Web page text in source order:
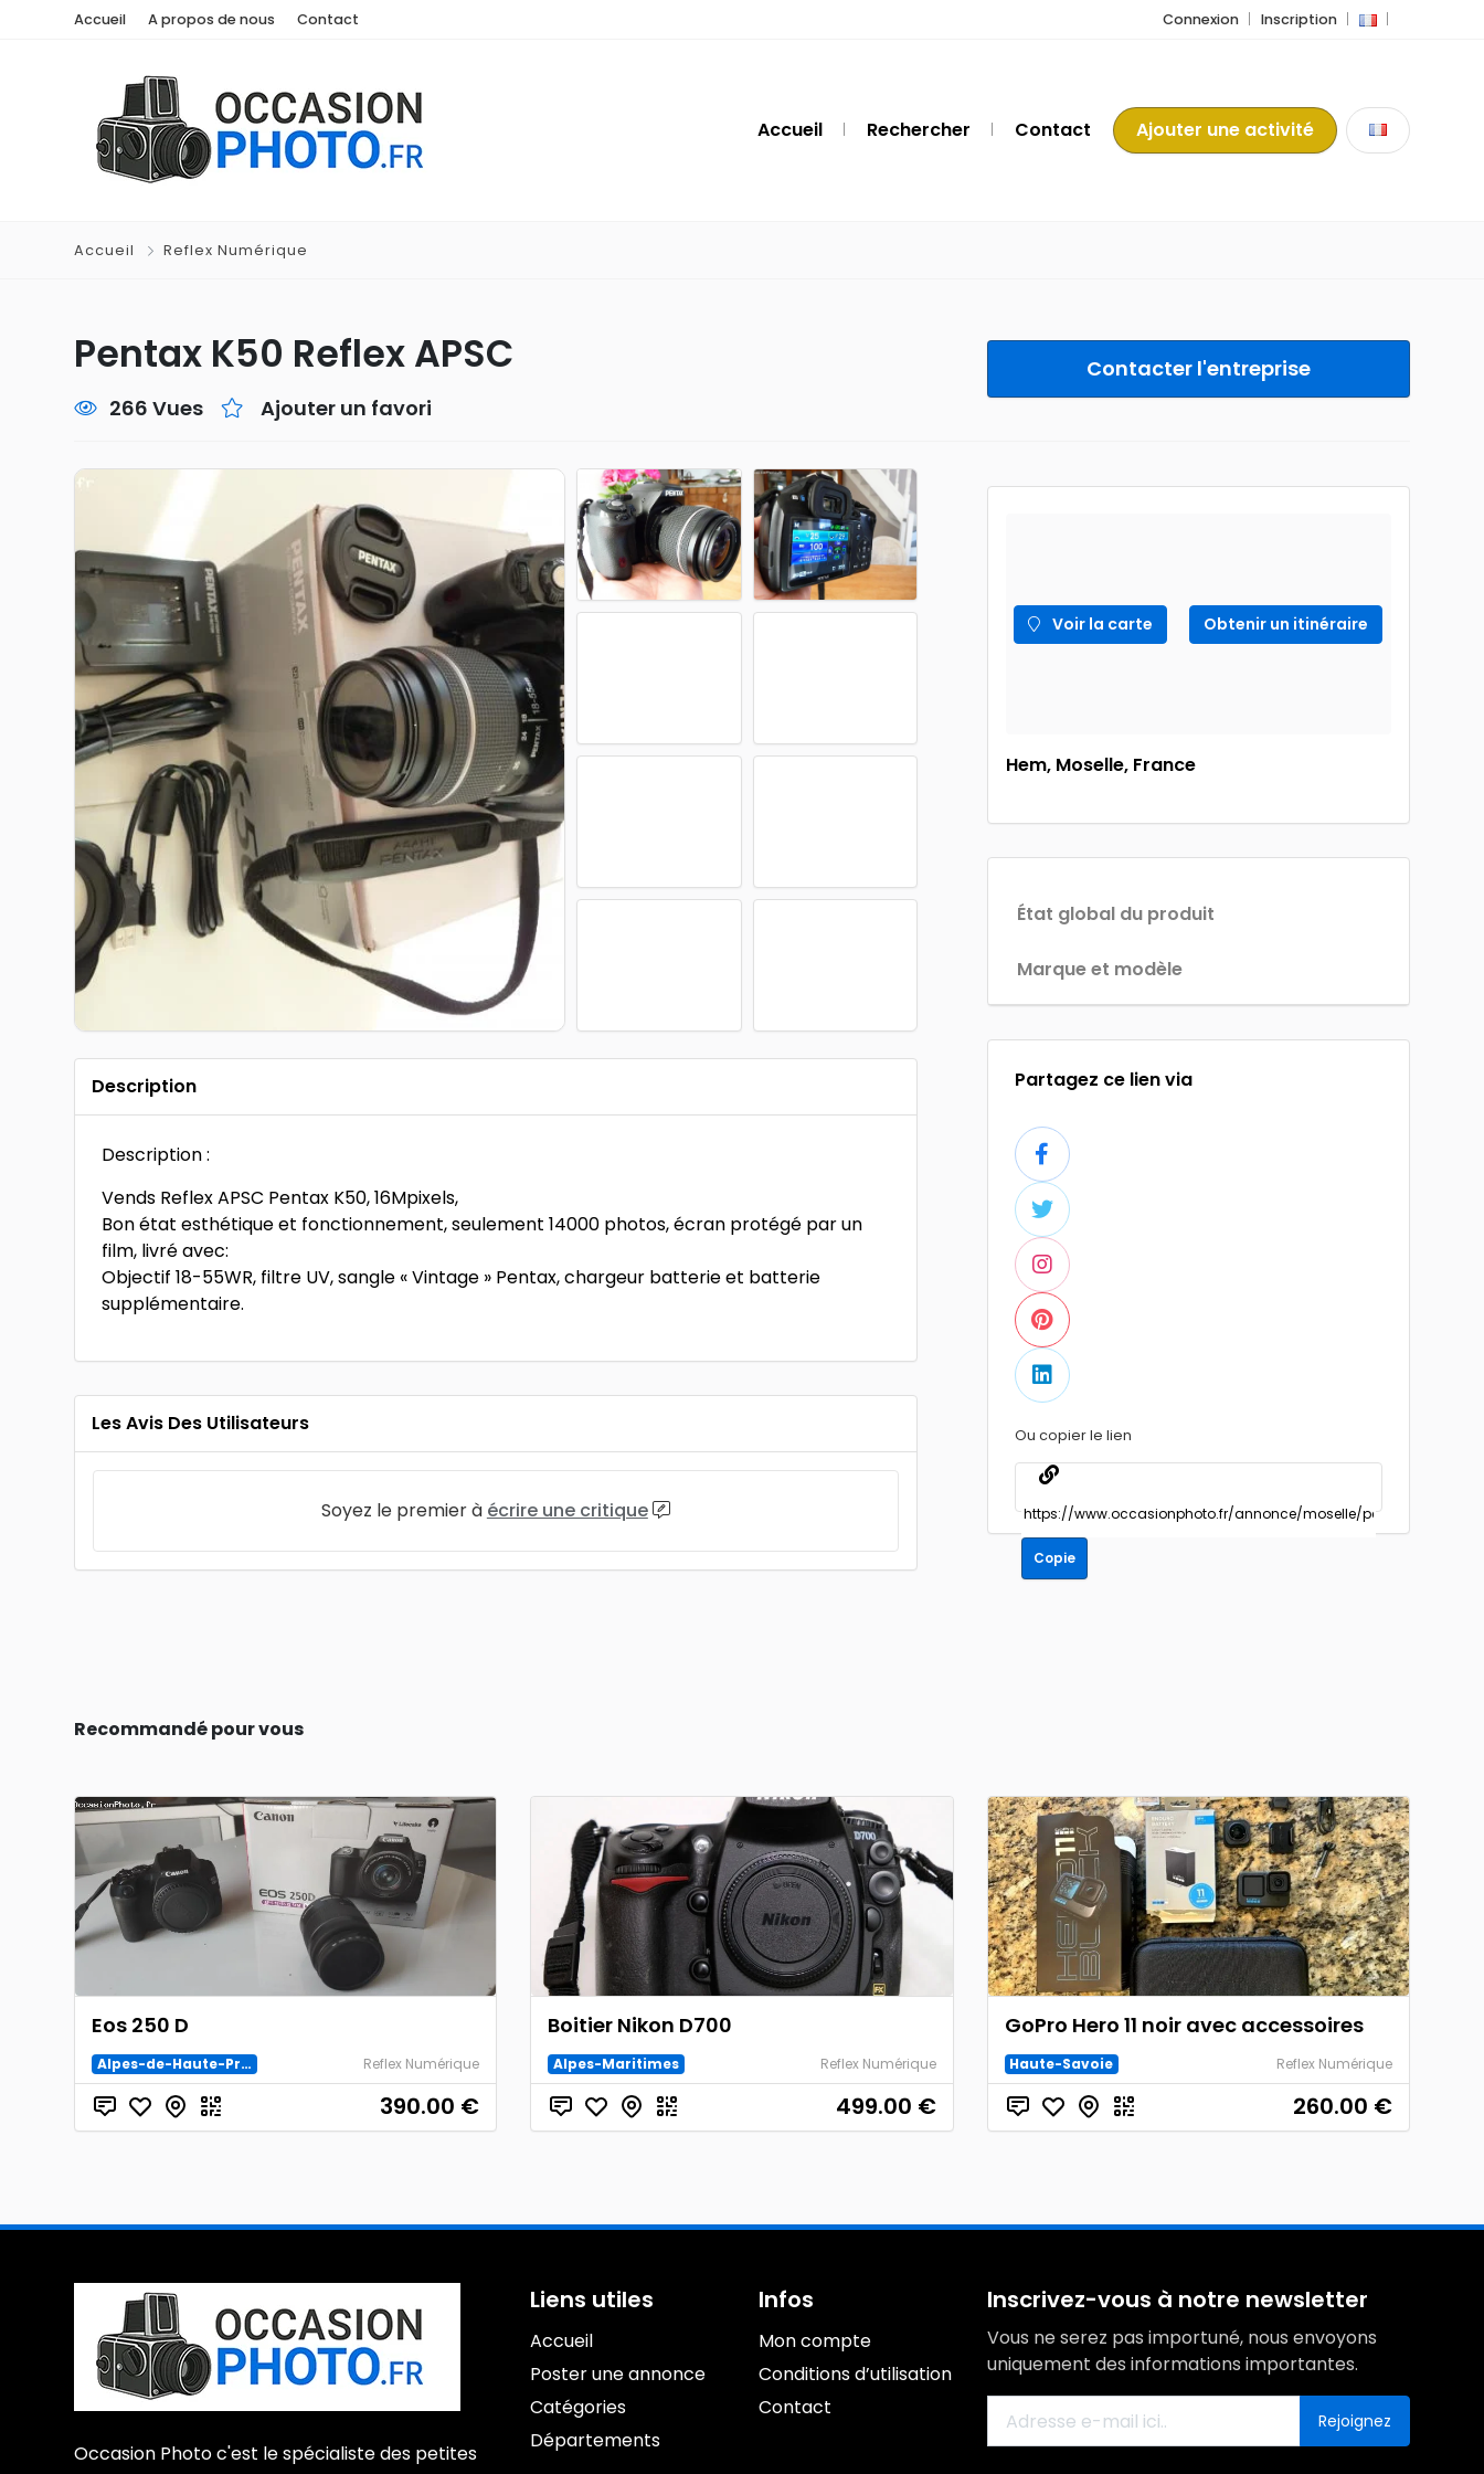
Accueil A propos de nous Contact Connexion Inscription
Accueil Rechercher Contact Ajouter une activité
Accueil Reflex Numérique
Pentax K50 Reflex APSC
266 Vues Ajouter un favori
Contacter l'entreprise
Voir la carte Obtenir un itinéraire
Hem, Moselle, France
État global du produit
Marque et modèle
Partagez ce lien via
Ou copier le lien
Copie
Description
Description :
Vends Reflex APSC Pentax K50, 16Mpixels,
Bon état esthétique et fonctionnement, seulement 14000 photos, écran protégé par un
film, livré avec:
Objectif 18-55WR, filtre UV, sangle « Vintage » Pentax, chargeur batterie et batterie
supplémentaire.
Les Avis Des Utilisateurs
Soyez le premier à écrire une critique
Recommandé pour vous
Eos 250 D
Alpes-de-Haute-Provence Reflex Numérique
390.00 €
Boitier Nikon D700
Alpes-Maritimes Reflex Numérique
499.00 €
GoPro Hero 11 noir avec accessoires
Haute-Savoie Reflex Numérique
260.00 €
Occasion Photo c'est le spécialiste des petites
Liens utiles
Accueil
Poster une annonce
Catégories
Départements
Infos
Mon compte
Conditions d’utilisation
Contact
Inscrivez-vous à notre newsletter
Vous ne serez pas importuné, nous envoyons
uniquement des informations importantes.
Rejoignez